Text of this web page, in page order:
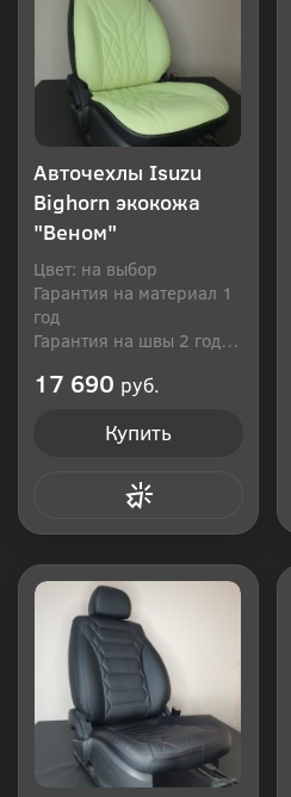
Авточехлы Isuzu
Bighorn экокожа
"Веном"
Цвет: на выбор
Гарантия на материал 1
год
Гарантия на швы 2 года
17 690 руб.
Купить